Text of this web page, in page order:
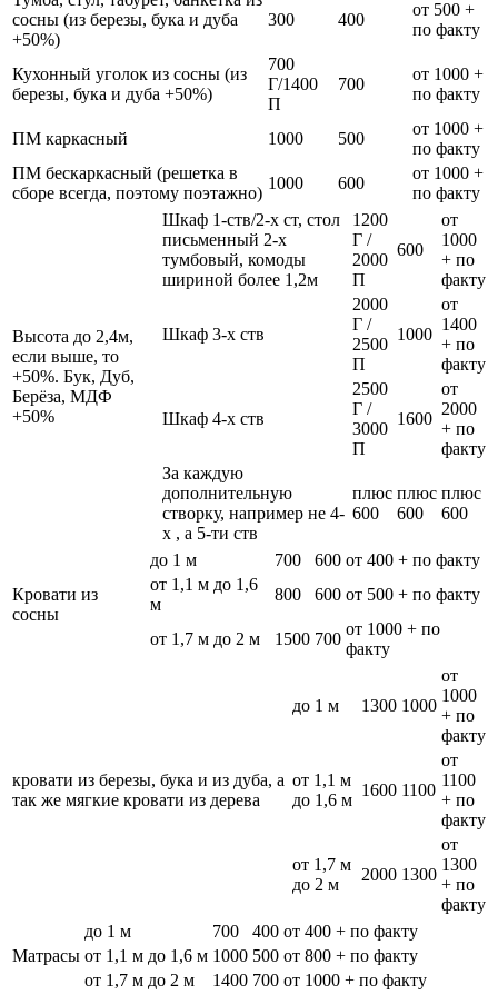
сосны (из березы, бука и дуба
+50%)
300 400
от 500 +
по факту
Кухонный уголок из сосны (из
березы, бука и дуба +50%)
700
Г/1400
П
700
от 1000 +
по факту
ПМ каркасный 1000 500
от 1000 +
по факту
ПМ бескаркасный (решетка в
сборе всегда, поэтому поэтажно)
1000 600
от 1000 +
по факту
Высота до 2,4м,
если выше, то
+50%. Бук, Дуб,
Берёза, МДФ
+50%
Шкаф 1-ств/2-х ст, стол
письменный 2-х
тумбовый, комоды
шириной более 1,2м
1200
Г /
2000
П
600
от
1000
+ по
факту
Шкаф 3-х ств
2000
Г /
2500
П
1000
от
1400
+ по
факту
Шкаф 4-х ств
2500
Г /
3000
П
1600
от
2000
+ по
факту
За каждую
дополнительную
створку, например не 4-
х , а 5-ти ств
плюс
600
плюс
600
плюс
600
Кровати из
сосны
до 1 м 700 600 от 400 + по факту
от 1,1 м до 1,6
м
800 600 от 500 + по факту
от 1,7 м до 2 м 1500 700
от 1000 + по
факту
кровати из березы, бука и из дуба, а
так же мягкие кровати из дерева
до 1 м 1300 1000
от
1000
+ по
факту
от 1,1 м
до 1,6 м
1600 1100
от
1100
+ по
факту
от 1,7 м
до 2 м
2000 1300
от
1300
+ по
факту
Матрасы
до 1 м 700 400 от 400 + по факту
от 1,1 м до 1,6 м 1000 500 от 800 + по факту
от 1,7 м до 2 м
1400 700 от 1000 + по факту